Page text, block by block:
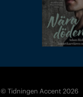
© Tidningen Accent 2026